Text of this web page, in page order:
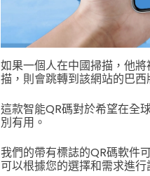
如果一個人在中國掃描，他
描，則會跳轉到該網站的巴西
這款智能QR碼對於希望在全
別有用。
我們的帶有標誌的QR碼軟件
可以根據您的選擇和需求進行